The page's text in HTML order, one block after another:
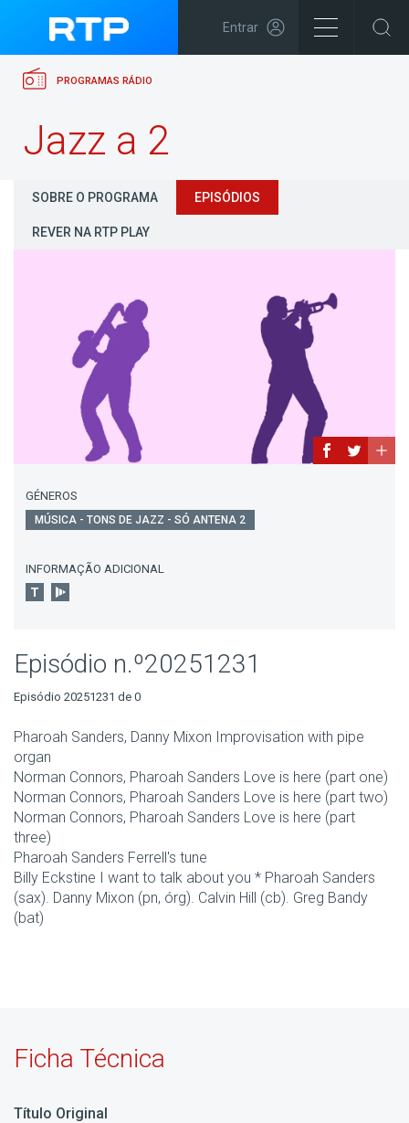
Entrar
PROGRAMAS RÁDIO
Jazz a 2
SOBRE O PROGRAMA EPISÓDIOS
REVER NA RTP PLAY
GÉNEROS
MÚSICA - TONS DE JAZZ - SÓ ANTENA 2
INFORMAÇÃO ADICIONAL
Episódio n.º20251231
Episódio 20251231 de 0
Pharoah Sanders, Danny Mixon Improvisation with pipe
organ
Norman Connors, Pharoah Sanders Love is here (part one)
Norman Connors, Pharoah Sanders Love is here (part two)
Norman Connors, Pharoah Sanders Love is here (part
three)
Pharoah Sanders Ferrell's tune
Billy Eckstine I want to talk about you * Pharoah Sanders
(sax). Danny Mixon (pn, órg). Calvin Hill (cb). Greg Bandy
(bat)
Ficha Técnica
Título Original